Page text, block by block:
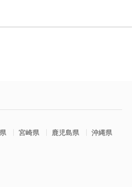
宮崎県 鹿児島県
沖縄県